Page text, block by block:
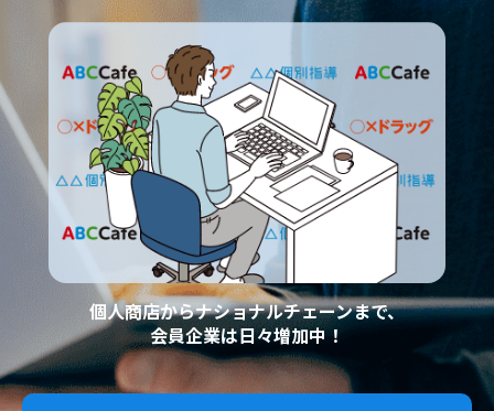
個人商店からナショナルチェーンまで、
会員企業は日々増加中！